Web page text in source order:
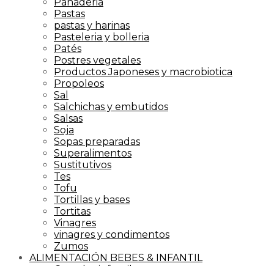
Pastas
pastas y harinas
Pasteleria y bolleria
Patés
Postres vegetales
Productos Japoneses y macrobiotica
Propoleos
Sal
Salchichas y embutidos
Salsas
Soja
Sopas preparadas
Superalimentos
Sustitutivos
Tes
Tofu
Tortillas y bases
Tortitas
Vinagres
vinagres y condimentos
Zumos
ALIMENTACIÓN BEBES & INFANTIL